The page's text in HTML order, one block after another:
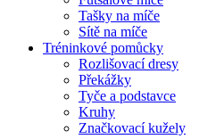
Tašky na míče
Sítě na míče
Tréninkové pomůcky
Rozlišovací dresy
Překážky
Tyče a podstavce
Kruhy
Značkovací kužely